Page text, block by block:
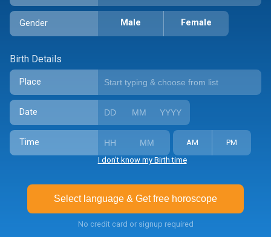
Gender Male Female
Birth Details
Place
Date
Time AM
PM
I don't know my Birth time
Select language & Get free horoscope
No credit card or signup required